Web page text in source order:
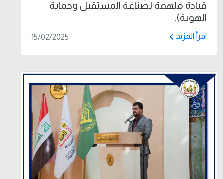
قيادة ملهمة لصناعة المستقبل وحماية
الهوية).
اقرأ المزيد 15/02/2025